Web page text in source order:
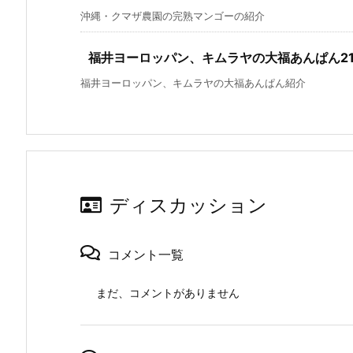
沖縄・クマザ農園の完熟マンゴーの紹介
福井ヨーロッパン、キムラヤの大福あんぱん
福井ヨーロッパン、キムラヤの大福あんぱん紹介
ディスカッション
コメント一覧
まだ、コメントがありません